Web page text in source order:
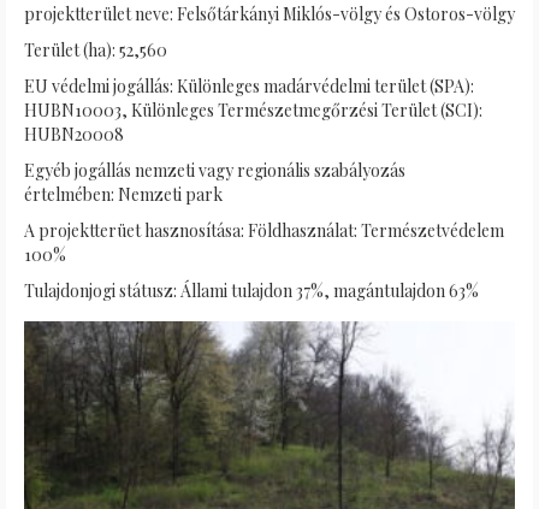
projektterület neve: Felsőtárkányi Miklós-völgy és Ostoros-völgy
Terület (ha): 52,560
EU védelmi jogállás: Különleges madárvédelmi terület (SPA):
HUBN10003, Különleges Természetmegőrzési Terület (SCI):
HUBN20008
Egyéb jogállás nemzeti vagy regionális szabályozás
értelmében: Nemzeti park
A projektterüet hasznosítása: Földhasználat: Természetvédelem
100%
Tulajdonjogi státusz: Állami tulajdon 37%, magántulajdon 63%